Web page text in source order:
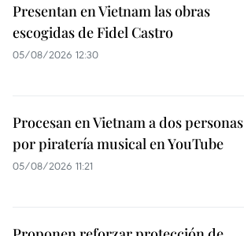
Presentan en Vietnam las obras
escogidas de Fidel Castro
05/08/2026 12:30
Procesan en Vietnam a dos personas
por piratería musical en YouTube
05/08/2026 11:21